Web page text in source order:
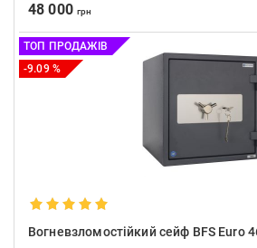
48 000грн
ТОП ПРОДАЖІВ
-9.09 %
Вогневзломостійкий сейф BFS Euro